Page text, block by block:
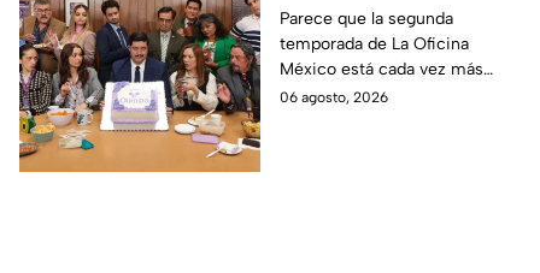
temporada 2 y un
detalle desata teorías
entre los fans
Parece que la segunda
temporada de La Oficina
México está cada vez más
cerca, pues el elenco ya se
06 agosto, 2026